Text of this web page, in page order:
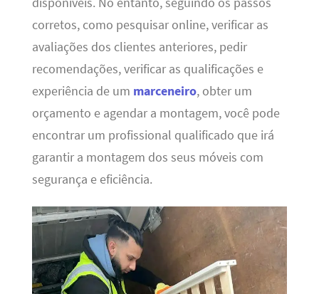
corretos, como pesquisar online, verificar as
avaliações dos clientes anteriores, pedir
recomendações, verificar as qualificações e
experiência de um marceneiro, obter um
orçamento e agendar a montagem, você pode
encontrar um profissional qualificado que irá
garantir a montagem dos seus móveis com
segurança e eficiência.